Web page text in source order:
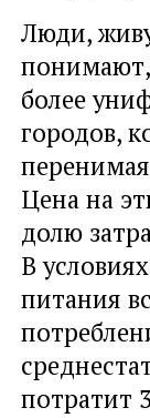
Люди,
понимают,
более
городов,
Цена на
долю
В
питания
потратит